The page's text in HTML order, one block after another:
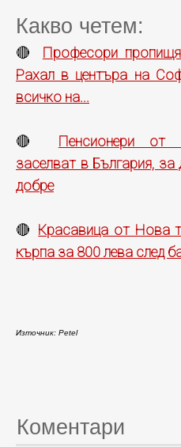
Какво четем:
🔴 Професори
Рахал в центъра на
всичко на...
🔴 Пенсионери от
заселват в България,
добре
🔴 Красавица от Нова
кърпа за 800 лева след
Източник: Petel
Коментари